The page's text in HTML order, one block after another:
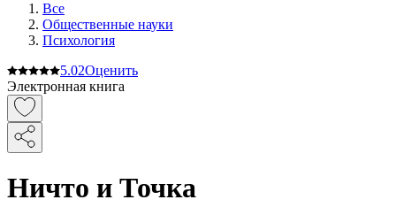
Все
Общественные науки
Психология
5.02Оценить
Электронная книга
Ничто и Точка